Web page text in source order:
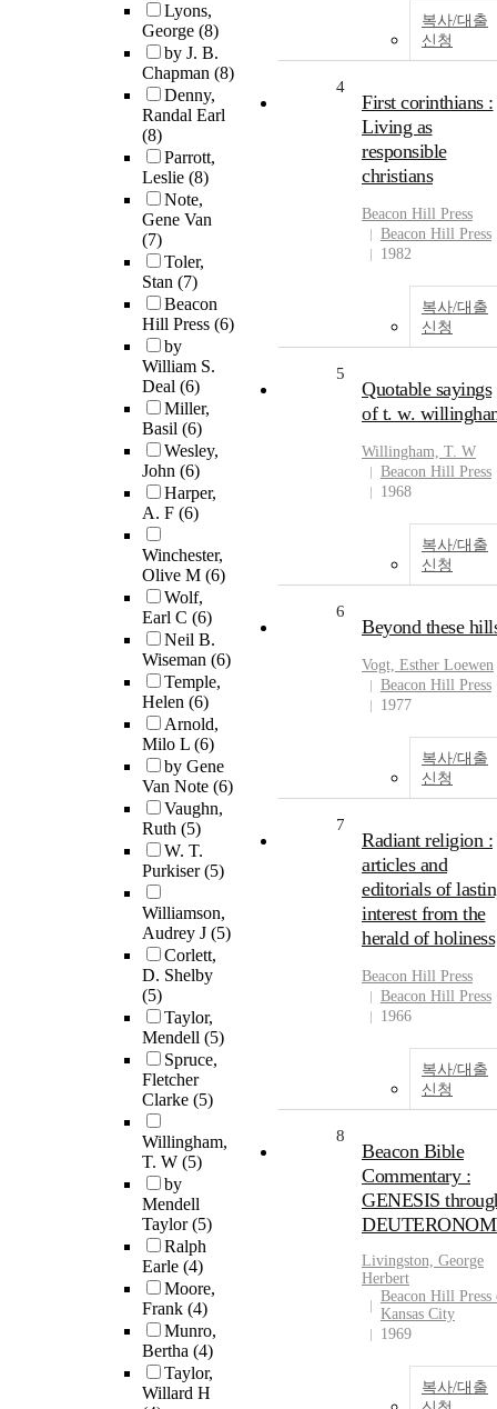
Lyons,
George (8)
by J. B.
Chapman (8)
Denny,
Randal Earl
(8)
Parrott,
Leslie (8)
Note,
Gene Van
(7)
Toler,
Stan (7)
Beacon
Hill Press (6)
by
William S.
Deal (6)
Miller,
Basil (6)
Wesley,
John (6)
Harper,
A. F (6)
Winchester,
Olive M (6)
Wolf,
Earl C (6)
Neil B.
Wiseman (6)
Temple,
Helen (6)
Arnold,
Milo L (6)
by Gene
Van Note (6)
Vaughn,
Ruth (5)
W. T.
Purkiser(5)
Williamson,
Audrey J (5)
Corlett,
D. Shelby
(5)
Taylor,
Mendell (5)
Spruce,
Fletcher
Clarke (5)
Willingham,
T. W (5)
by
Mendell
Taylor(5)
Ralph
Earle (4)
Moore,
Frank (4)
Munro,
Bertha (4)
Taylor,
Willard H
복사/대출
신청
4
First corinthians :
Living as
responsible
christians
Beacon Hill Press
Beacon Hill Press
1982
복사/대출
신청
5
Quotable sayings
of t. w.
Willingham, T. W
Beacon Hill Press
1968
복사/대출
신청
6
Beyond these
Vogt, Esther Loewen
Beacon Hill Press
1977
복사/대출
신청
7
Radiant religion :
articles and
editorials of
interest from the
herald of holiness
Beacon Hill Press
Beacon Hill Press
1966
복사/대출
신청
8
Beacon Bible
Commentary :
GENESIS
Livingston, George
Herbert
Beacon Hill Press
Kansas City
1969
복사/대출